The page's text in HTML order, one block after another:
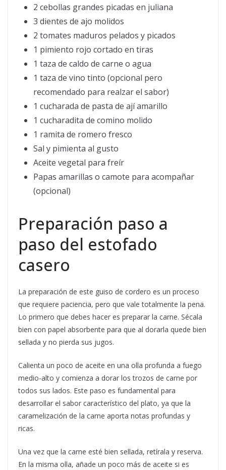
2 cebollas grandes picadas en juliana
3 dientes de ajo molidos
2 tomates maduros pelados y picados
1 pimiento rojo cortado en tiras
1 taza de caldo de carne o agua
1 taza de vino tinto (opcional pero
recomendado para realzar el sabor)
1 cucharada de pasta de ají amarillo
1 cucharadita de comino molido
1 ramita de romero fresco
Sal y pimienta al gusto
Aceite vegetal para freír
Papas amarillas o camote para acompañar
(opcional)
Preparación paso a
paso del estofado
casero
La preparación de este guiso de cordero es un proceso
que requiere paciencia, pero que vale totalmente la pena.
Lo primero que debes hacer es preparar la carne. Sécala
bien con papel absorbente para que al dorarla quede bien
sellada y no pierda sus jugos.
Calienta un poco de aceite en una olla profunda a fuego
medio-alto y comienza a dorar los trozos de carne por
todos sus lados. Este paso es fundamental para
desarrollar el sabor característico del plato, ya que la
caramelización de la carne aporta notas profundas y
ricas.
Una vez que la carne esté bien sellada, retírala y reserva.
En la misma olla, añade un poco más de aceite si es